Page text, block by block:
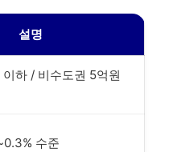
설명
하 / 비수도권 5억원
수준